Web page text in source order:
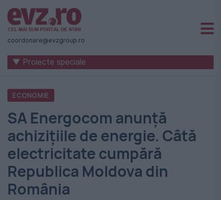
Știri
naționale
internaționale
România
-
Evenimentul
Zilei
coordonare@evzgroup.ro
▼ Proiecte speciale
ECONOMIE
SA Energocom anunță
achizițiile de energie. Câtă
electricitate cumpără
Republica Moldova din
România